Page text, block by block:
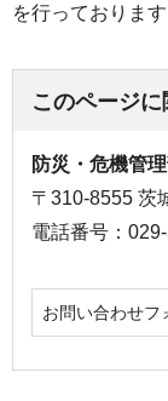
を行っております
このページ
防災・危機管
〒310-8555 茨
電話番号：
お問い合わせフ